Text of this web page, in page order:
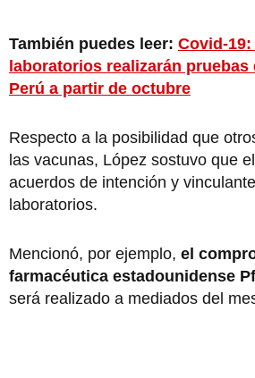
También puedes leer: Covid-
laboratorios realizarán pruebas
Perú a partir de octubre
Respecto a la posibilidad que
las vacunas, López sostuvo que
acuerdos de intención y
laboratorios.
Mencionó, por ejemplo, el
farmacéutica estadounidense
será realizado a mediados del